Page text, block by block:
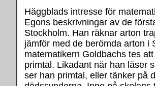
Häggblads intresse för
Egons beskrivningar av de
Stockholm. Han räknar arton
jämför med de berömda arton i
matematikern Goldbachs tes
primtal. Likadant när han läser
ser han primtal, eller tänker på